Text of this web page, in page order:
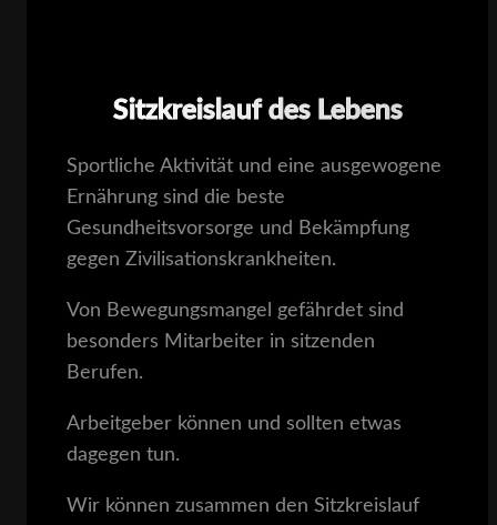
Sitzkreislauf des Lebens​
Sportliche Aktivität und eine ausgewogene
Ernährung sind die beste
Gesundheitsvorsorge und Bekämpfung
gegen Zivilisationskrankheiten.
Von Bewegungsmangel gefährdet sind
besonders Mitarbeiter in sitzenden
Berufen.
Arbeitgeber können und sollten etwas
dagegen tun.
Wir können zusammen den Sitzkreislauf